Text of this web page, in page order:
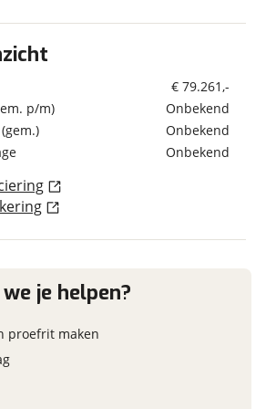
€ 79.261,-
p/m)
Onbekend
Onbekend
Onbekend
84 lt
(optioneel)
(max 10 foto's)
je helpen?
proefrit maken